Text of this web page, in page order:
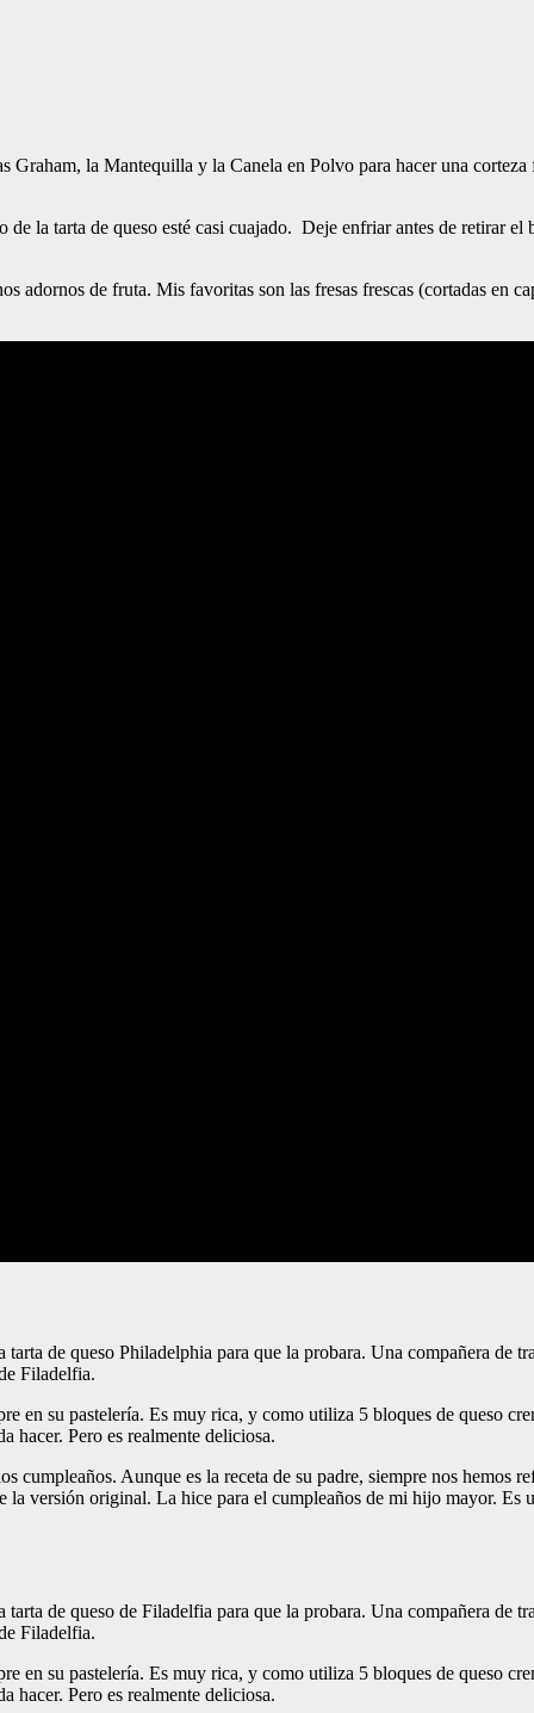
Graham, la Mantequilla y la Canela en Polvo para hacer una
la tarta de queso esté casi cuajado. Deje enfriar antes de retirar
adornos de fruta. Mis favoritas son las fresas frescas (cortadas en
de queso Philadelphia para que la probara. Una compañera de
Filadelfia.
en su pastelería. Es muy rica, y como utiliza 5 bloques de queso
hacer. Pero es realmente deliciosa.
cumpleaños. Aunque es la receta de su padre, siempre nos
versión original. La hice para el cumpleaños de mi hijo mayor. Es
de queso de Filadelfia para que la probara. Una compañera de
Filadelfia.
en su pastelería. Es muy rica, y como utiliza 5 bloques de queso
hacer. Pero es realmente deliciosa.